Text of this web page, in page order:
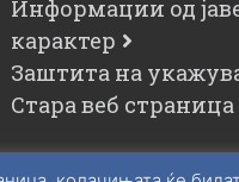
Информации од
карактер
Заштита на
Стара веб страница